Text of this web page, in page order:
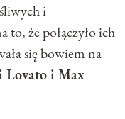
i
to, że połączyło ich
się bowiem na
Lovato i Max